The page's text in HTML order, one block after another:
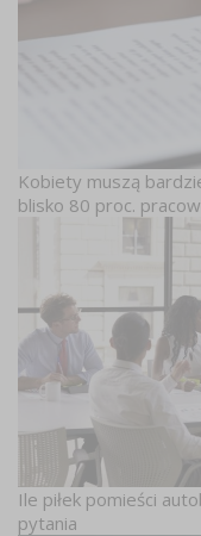
Kobiety muszą
blisko 80 proc.
Ile piłek pomieści
pytania